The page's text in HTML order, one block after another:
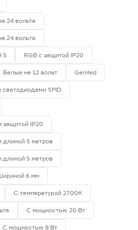
24 вольта
24 вольта
5 RGB с защитой IP20
Белые на 12 вольт Geniled
светодиодами SMD
защитой IP20
длиной 5 метров
длиной 5 метров
6 мм
С температурой 2700К
С мощностью 20 Вт
С мощностью 9 Вт